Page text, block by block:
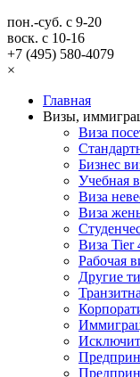
пон.-суб. с 9-20
воск. с 10-16
+7 (495) 580-4079
×
Главная
Визы,
Виза
Бизнес
Учебная
Виза
Виза
Виза Tier
Рабочая
Другие